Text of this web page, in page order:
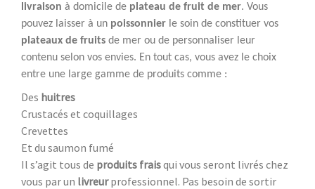
livraison à domicile de plateau de fruit de mer. Vous
pouvez laisser à un poissonnier le soin de constituer vos
plateaux de fruits de mer ou de personnaliser leur
contenu selon vos envies. En tout cas, vous avez le choix
entre une large gamme de produits comme :
Des huitres
Crustacés et coquillages
Crevettes
Et du saumon fumé
Il s’agit tous de produits fraisqui vous seront livrés chez
vous par un livreurprofessionnel. Pas besoin de sortir